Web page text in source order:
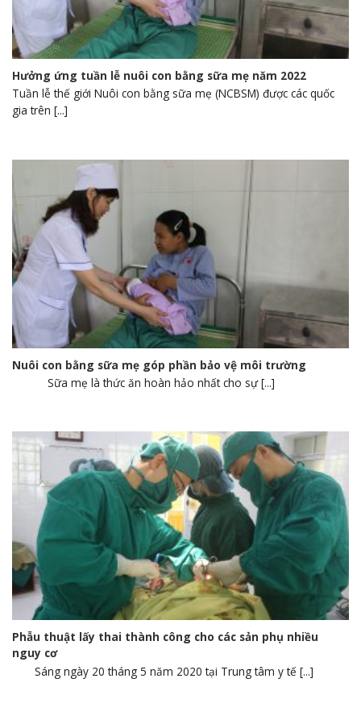
Hưởng ứng tuần lễ nuôi con bằng sữa mẹ năm 2022
Tuần lễ thế giới Nuôi con bằng sữa mẹ (NCBSM) được các quốc
gia trên [...]
Nuôi con bằng sữa mẹ góp phần bảo vệ môi trường
Sữa mẹ là thức ăn hoàn hảo nhất cho sự [...]
Phẫu thuật lấy thai thành công cho các sản phụ nhiều
nguy cơ
Sáng ngày 20 tháng 5 năm 2020 tại Trung tâm y tế [...]